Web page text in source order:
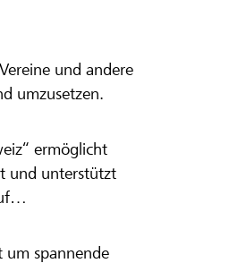
und andere
umzusetzen.
ermöglicht
und unterstützt
um spannende